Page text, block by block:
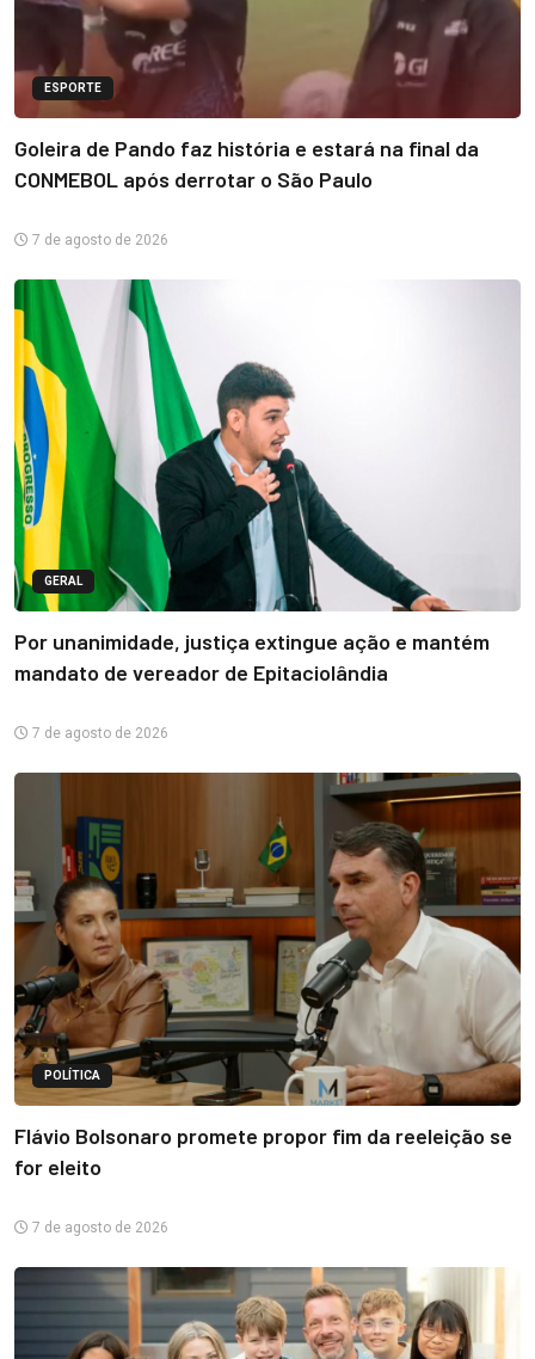
ESPORTE
Goleira de Pando faz história e estará na final da
CONMEBOL após derrotar o São Paulo
7 de agosto de 2026
GERAL
Por unanimidade, justiça extingue ação e mantém
mandato de vereador de Epitaciolândia
7 de agosto de 2026
POLÍTICA
Flávio Bolsonaro promete propor fim da reeleição se
for eleito
7 de agosto de 2026